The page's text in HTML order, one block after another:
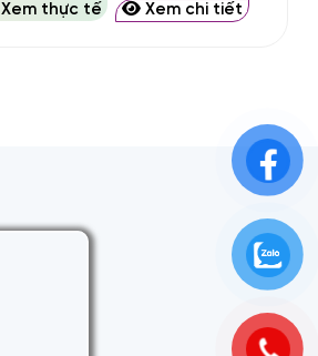
Xem thực tế Xem chi tiết